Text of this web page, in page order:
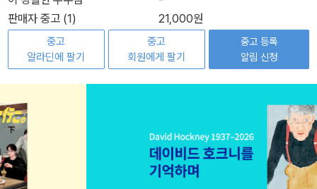
판매자 중고 (1)
21,000원
중고
알라딘에 팔기
중고
회원에게 팔기
중고 등록
알림 신청